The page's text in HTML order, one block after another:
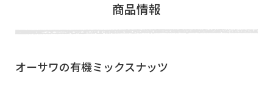
商品情報
オーサワの有機ミックスナッツ